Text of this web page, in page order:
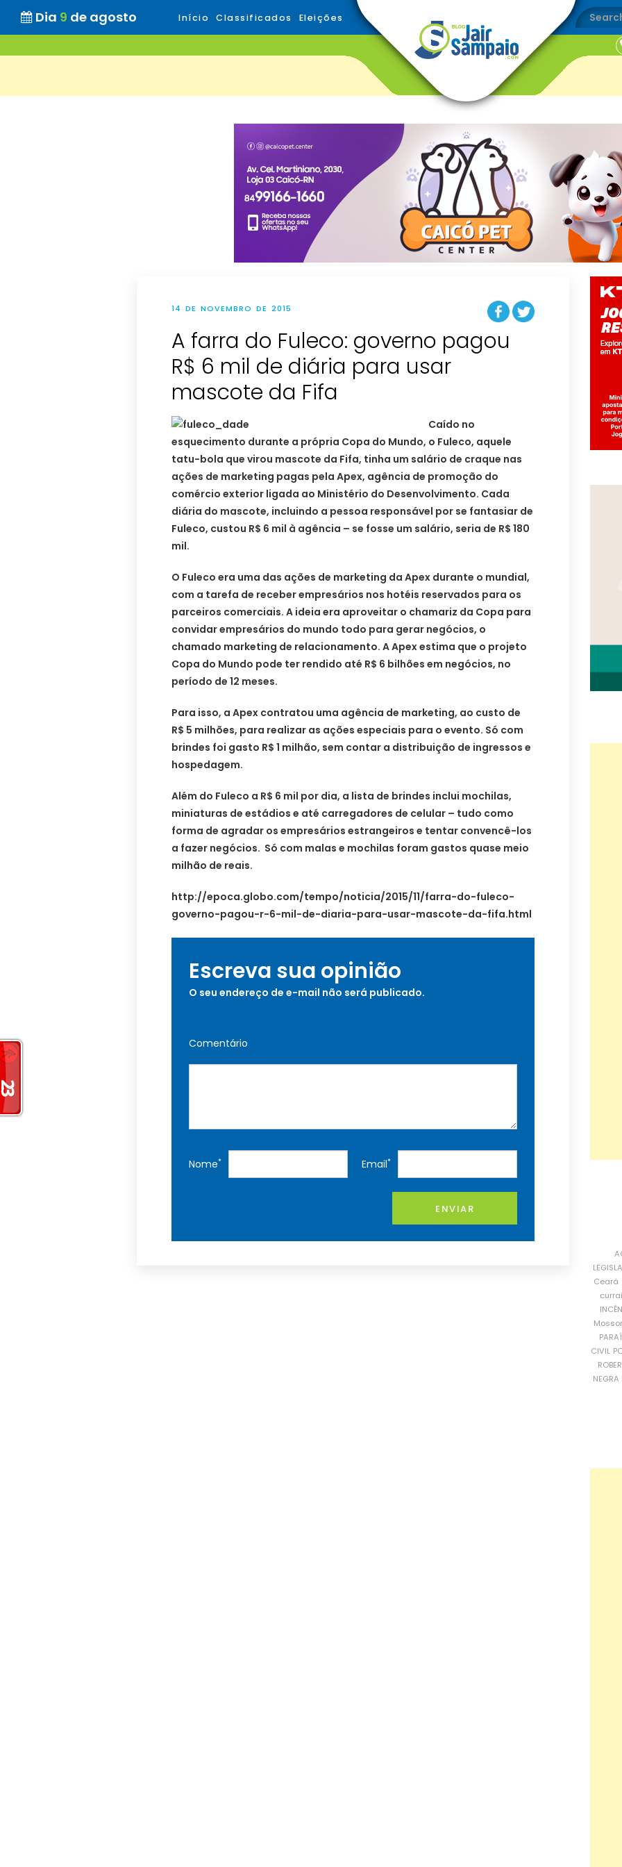
Dia 9 de agosto Início Classificados Eleições
14 DE NOVEMBRO DE 2015
A farra do Fuleco: governo pagou
R$ 6 mil de diária para usar
mascote da Fifa
Caído no
esquecimento durante a própria Copa do Mundo, o Fuleco, aquele
tatu-bola que virou mascote da Fifa, tinha um salário de craque nas
ações de marketing pagas pela Apex, agência de promoção do
comércio exterior ligada ao Ministério do Desenvolvimento. Cada
diária do mascote, incluindo a pessoa responsável por se fantasiar de
Fuleco, custou R$ 6 mil à agência – se fosse um salário, seria de R$ 180
mil.
O Fuleco era uma das ações de marketing da Apex durante o mundial,
com a tarefa de receber empresários nos hotéis reservados para os
parceiros comerciais. A ideia era aproveitar o chamariz da Copa para
convidar empresários do mundo todo para gerar negócios, o
chamado marketing de relacionamento. A Apex estima que o projeto
Copa do Mundo pode ter rendido até R$ 6 bilhões em negócios, no
período de 12 meses.
Para isso, a Apex contratou uma agência de marketing, ao custo de
R$ 5 milhões, para realizar as ações especiais para o evento. Só com
brindes foi gasto R$ 1 milhão, sem contar a distribuição de ingressos e
hospedagem.
Além do Fuleco a R$ 6 mil por dia, a lista de brindes inclui mochilas,
miniaturas de estádios e até carregadores de celular – tudo como
forma de agradar os empresários estrangeiros e tentar convencê-los
a fazer negócios. Só com malas e mochilas foram gastos quase meio
milhão de reais.
http://epoca.globo.com/tempo/noticia/2015/11/farra-do-fuleco-
governo-pagou-r-6-mil-de-diaria-para-usar-mascote-da-fifa.html
Escreva sua opinião
O seu endereço de e-mail não será publicado.
Comentário
Nome* Email*
ENVIAR
Ceará
CIVIL
NEGRA